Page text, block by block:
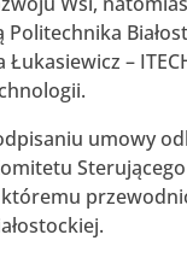
Politechnika
Łukasiewicz –
umowy
któremu